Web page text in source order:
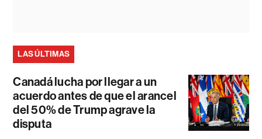
LAS ÚLTIMAS
Canadá lucha por llegar a un
acuerdo antes de que el arancel
del 50% de Trump agrave la
disputa